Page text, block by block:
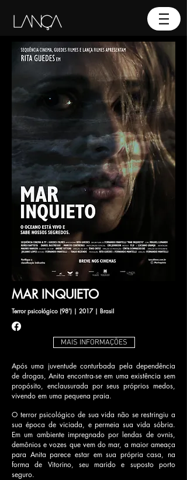
MAR INQUIETO
Terror psicológico (98') | 2017 | Brasil
MAIS INFORMAÇÕES
Após uma juventude conturbada pela dependência
de drogas, Anita encontra-se em uma existência sem
propósito, enclausurada por seus próprios medos,
vivendo em uma pequena praia.
O terror psicológico de sua vida não se restringiu a
sua época de viciada, e permeia sua vida sóbria.
Em um ambiente impregnado por lendas de ovnis,
demônios e vozes que vem do mar, a maior ameaça
para Anita parece estar em sua própria casa, na
forma de Vitorino, seu marido e suposto porto
seguro.